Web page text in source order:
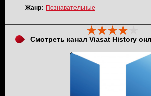
Жанр: Познавательные
Смотреть канал Viasat History